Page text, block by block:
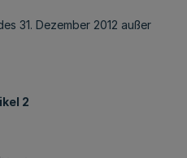
31. Dezember 2012 außer
2